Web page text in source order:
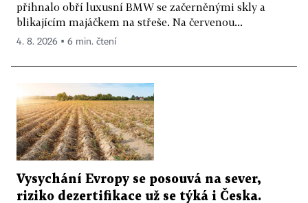
přihnalo obří luxusní BMW se začerněnými skly a
blikajícím majáčkem na střeše. Na červenou...
4. 8. 2026 ▪ 6 min. čtení
Vysychání Evropy se posouvá na sever,
riziko dezertifikace už se týká i Česka.